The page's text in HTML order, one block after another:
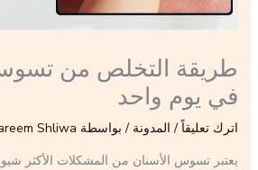
طريقة التخلص من
في يوم واحد
اترك تعليقاً / المدونة / بواسطة Shliwa
يعتبر تسوس الأسنان من المشكلات الأكثر